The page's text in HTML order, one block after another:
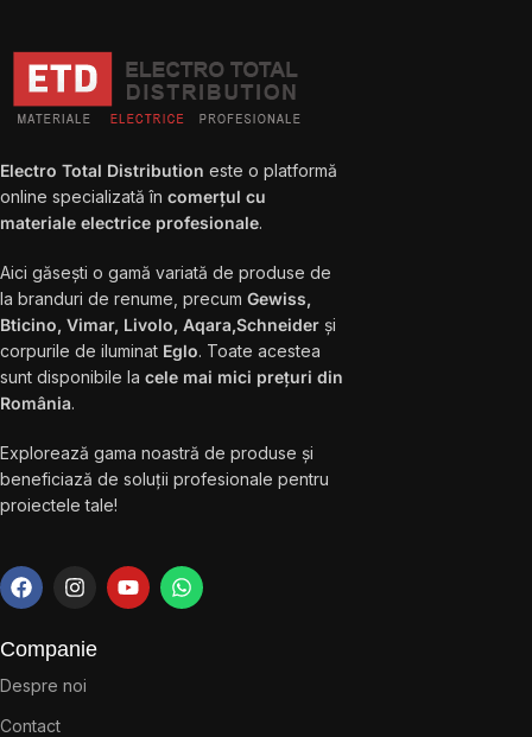
Electro Total Distribution este o platformă
online specializată în comerțul cu
materiale electrice profesionale.
Aici găsești o gamă variată de produse de
la branduri de renume, precum Gewiss,
Bticino, Vimar, Livolo, Aqara,Schneider și
corpurile de iluminat Eglo. Toate acestea
sunt disponibile la cele mai mici prețuri din
România.
Explorează gama noastră de produse și
beneficiază de soluții profesionale pentru
proiectele tale!
Companie
Despre noi
Contact